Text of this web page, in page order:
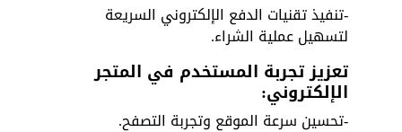
-تنفيذ تقنيات الدفع الإلكتروني السريعة
لتسهيل عملية الشراء.
تعزيز تجربة المستخدم في المتجر
الإلكتروني:
-تحسين سرعة الموقع وتجربة التصفح.